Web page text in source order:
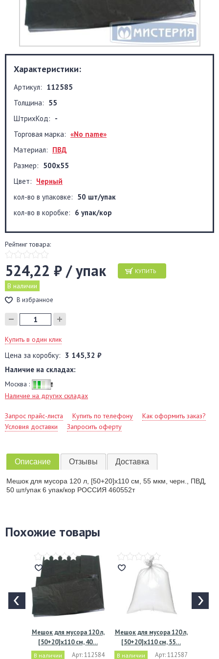
Характеристики:
Артикул: 112585
Толщина: 55
ШтрихКод: -
Торговая марка: «No name»
Материал: ПВД
Размер: 500x55
Цвет: Черный
кол-во в упаковке: 50 шт/упак
кол-во в коробке: 6 упак/кор
Рейтинг товара:
524,22 ₽ / упак КУПИТЬ
В наличии
В избранное
Купить в один клик
Цена за коробку: 3 145,32 ₽
Наличие на складах:
Москва :
Наличие на других складах
Запрос прайс-листа Купить по телефону
Как оформить заказ?
Условия доставки
Запросить оферту
Описание Отзывы Доставка
Мешок для мусора 120 л, [50+20]х110 см, 55 мкм, черн., ПВД,
50 шт/упак 6 упак/кор РОССИЯ 460552т
Похожие товары
Мешок для мусора 120 л,
[50+20]х110 см, 40…
В наличии Арт: 112584
Мешок для мусора 120 л,
[50+20]х110 см, 55…
В наличии Арт: 112587